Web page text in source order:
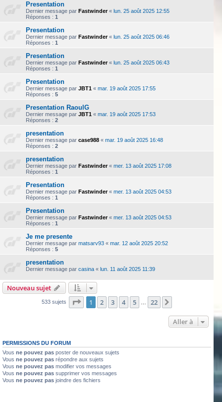
Presentation
Dernier message par Fastwinder« lun. 25 août 2025 12:55
Réponses : 1
Presentation
Dernier message par Fastwinder« lun. 25 août 2025 06:46
Réponses : 1
Presentation
Dernier message par Fastwinder« lun. 25 août 2025 06:43
Réponses : 1
Presentation
Dernier message par JBT1 « mar. 19 août 2025 17:55
Réponses : 5
Presentation RaoulG
Dernier message par JBT1 « mar. 19 août 2025 17:53
Réponses : 2
presentation
Dernier message par case988 « mar. 19 août 2025 16:48
Réponses : 2
presentation
Dernier message par Fastwinder« mer. 13 août 2025 17:08
Réponses : 1
Presentation
Dernier message par Fastwinder« mer. 13 août 2025 04:53
Réponses : 1
Presentation
Dernier message par Fastwinder« mer. 13 août 2025 04:53
Réponses : 1
Je me presente
Dernier message par matsarv93 « mar. 12 août 2025 20:52
Réponses : 5
presentation
Dernier message par casina « lun. 11 août 2025 11:39
Nouveau sujet
533 sujets Page 1sur22
1 2 3 4 5 22
Aller à
PERMISSIONS DU FORUM
Vous ne pouvez pas poster de nouveaux sujets
Vous ne pouvez pas répondre aux sujets
Vous ne pouvez pas modifier vos messages
Vous ne pouvez pas supprimer vos messages
Vous ne pouvez pas joindre des fichiers